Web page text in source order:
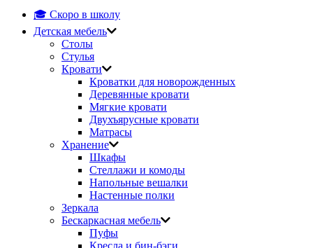
🎓 Скоро в школу
Детская мебель
Столы
Стулья
Кровати
Кроватки для новорожденных
Деревянные кровати
Мягкие кровати
Двухъярусные кровати
Матрасы
Хранение
Шкафы
Стеллажи и комоды
Напольные вешалки
Настенные полки
Зеркала
Бескаркасная мебель
Пуфы
Кресла и бин-бэги